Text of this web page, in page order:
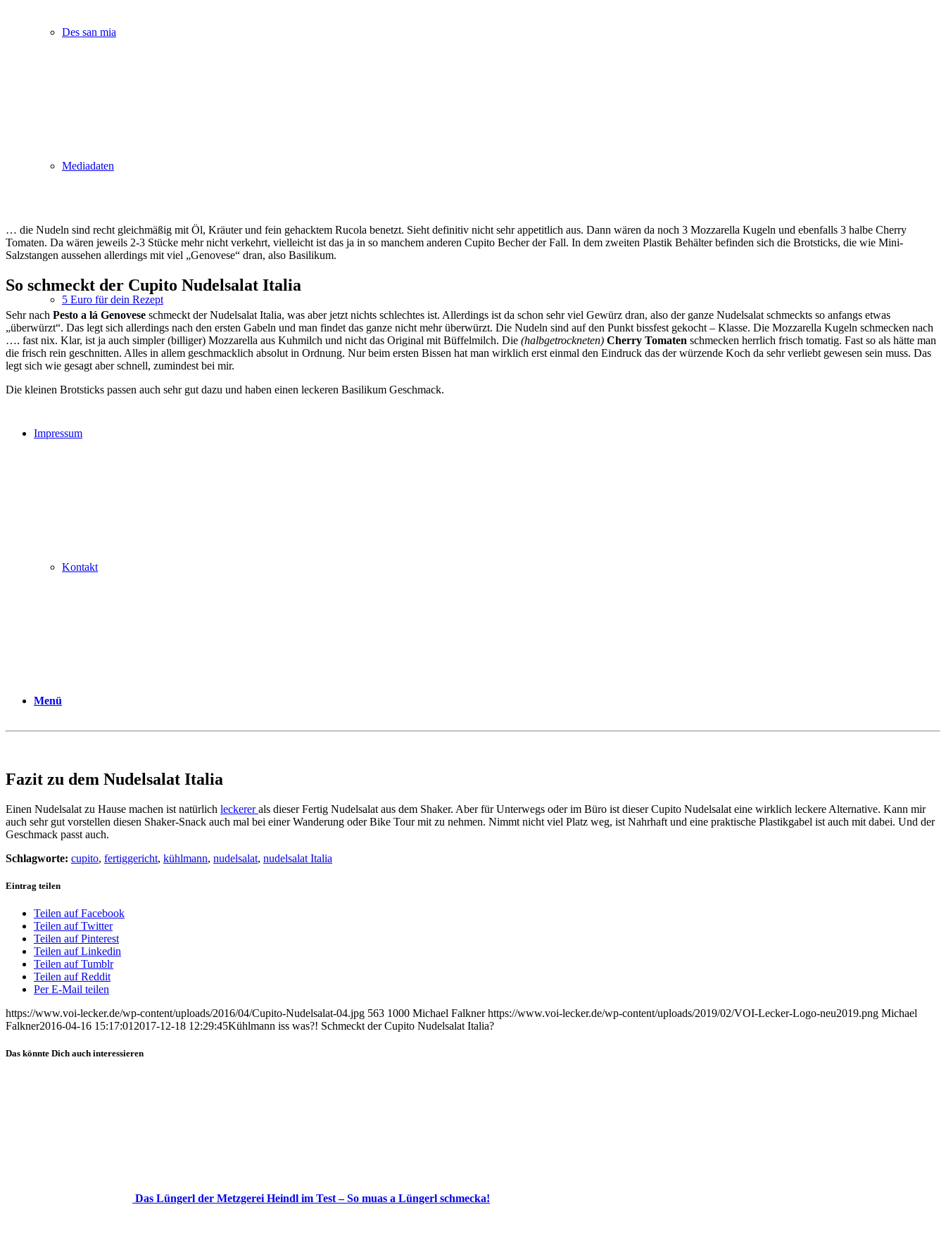
Des san mia
Mediadaten
5 Euro für dein Rezept
Impressum
Kontakt
Menü
… die Nudeln sind recht gleichmäßig mit Öl, Kräuter und fein gehacktem Rucola benetzt. Sieht definitiv nicht sehr appetitlich aus. Dann wären da noch 3 Mozzarella Kugeln und ebenfalls 3 halbe Cherry
Tomaten. Da wären jeweils 2-3 Stücke mehr nicht verkehrt, vielleicht ist das ja in so manchem anderen Cupito Becher der Fall. In dem zweiten Plastik Behälter befinden sich die Brotsticks, die wie Mini-
Salzstangen aussehen allerdings mit viel „Genovese“ dran, also Basilikum.
So schmeckt der Cupito Nudelsalat Italia
Sehr nach Pesto a lá Genovese schmeckt der Nudelsalat Italia, was aber jetzt nichts schlechtes ist. Allerdings ist da schon sehr viel Gewürz dran, also der ganze Nudelsalat schmeckts so anfangs etwas
„überwürzt“. Das legt sich allerdings nach den ersten Gabeln und man findet das ganze nicht mehr überwürzt. Die Nudeln sind auf den Punkt bissfest gekocht – Klasse. Die Mozzarella Kugeln schmecken nach
…. fast nix. Klar, ist ja auch simpler (billiger) Mozzarella aus Kuhmilch und nicht das Original mit Büffelmilch. Die (halbgetrockneten) Cherry Tomaten schmecken herrlich frisch tomatig. Fast so als hätte man
die frisch rein geschnitten. Alles in allem geschmacklich absolut in Ordnung. Nur beim ersten Bissen hat man wirklich erst einmal den Eindruck das der würzende Koch da sehr verliebt gewesen sein muss. Das
legt sich wie gesagt aber schnell, zumindest bei mir.
Die kleinen Brotsticks passen auch sehr gut dazu und haben einen leckeren Basilikum Geschmack.
Fazit zu dem Nudelsalat Italia
Einen Nudelsalat zu Hause machen ist natürlich leckererals dieser Fertig Nudelsalat aus dem Shaker. Aber für Unterwegs oder im Büro ist dieser Cupito Nudelsalat eine wirklich leckere Alternative. Kann mir
auch sehr gut vorstellen diesen Shaker-Snack auch mal bei einer Wanderung oder Bike Tour mit zu nehmen. Nimmt nicht viel Platz weg, ist Nahrhaft und eine praktische Plastikgabel ist auch mit dabei. Und der
Geschmack passt auch.
Schlagworte: cupito, fertiggericht, kühlmann, nudelsalat, nudelsalat Italia
Eintrag teilen
Teilen auf Facebook
Teilen auf Twitter
Teilen auf Pinterest
Teilen auf Linkedin
Teilen auf Tumblr
Teilen auf Reddit
Per E-Mail teilen
https://www.voi-lecker.de/wp-content/uploads/2016/04/Cupito-Nudelsalat-04.jpg 563 1000 Michael Falkner https://www.voi-lecker.de/wp-content/uploads/2019/02/VOI-Lecker-Logo-neu2019.png Michael
Falkner2016-04-16 15:17:01 2017-12-18 12:29:45Kühlmann iss was?! Schmeckt der Cupito Nudelsalat Italia?
Das könnte Dich auch interessieren
Das Lüngerl der Metzgerei Heindl im Test – So muas a Lüngerl schmecka!